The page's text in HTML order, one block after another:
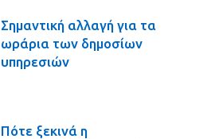
Σημαντική αλλαγή για τα
ωράρια των δημοσίων
υπηρεσιών
Πότε ξεκινά η